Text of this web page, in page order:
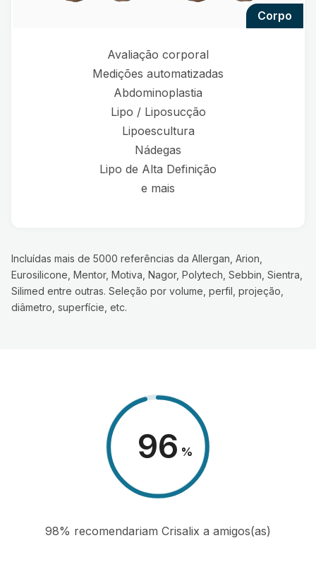
corpo
Avaliação corporal
Medições automatizadas
Abdominoplastia
Lipo / Liposucção
Lipoescultura
Nádegas
Lipo de Alta Definição
e mais
Incluídas mais de 5000 referências da Allergan, Arion,
Eurosilicone, Mentor, Motiva, Nagor, Polytech, Sebbin, Sientra,
Silimed entre outras. Seleção por volume, perfil, projeção,
diâmetro, superfície, etc.
98 %
98% recomendariam Crisalix a amigos(as)